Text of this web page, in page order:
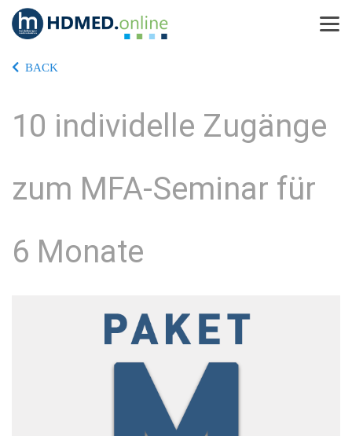
BACK
10 individelle Zugänge
zum MFA-Seminar für
6 Monate